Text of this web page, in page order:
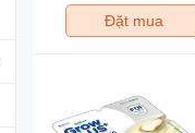
Đặt mua